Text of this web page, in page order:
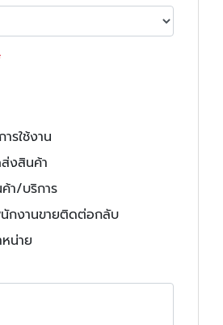
รใช้งาน
งสินค้า
า/บริการ
กงานขายติดต่อกลับ
น่าย